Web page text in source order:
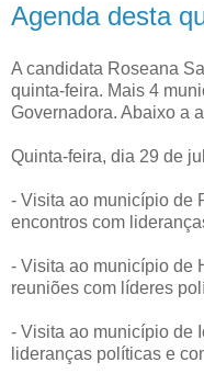
Agenda desta
A candidata Roseana
quinta-feira. Mais 4
Governadora. Abaixo a
Quinta-feira, dia 29 de
- Visita ao município de
encontros com
- Visita ao município de
reuniões com líderes
- Visita ao município de
lideranças políticas e